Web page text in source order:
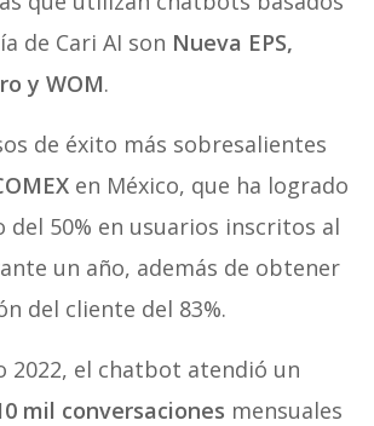
de Cari AI son Nueva EPS,
y WOM.
de éxito más sobresalientes
en México, que ha logrado
del 50% en usuarios inscritos al
un año, además de obtener
del cliente del 83%.
2022, el chatbot atendió un
mil conversaciones mensuales